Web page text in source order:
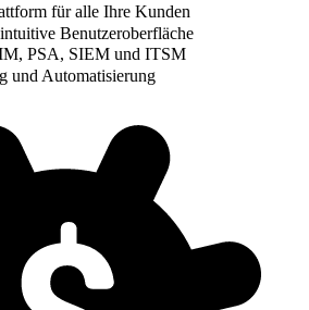
für alle Ihre Kunden
Benutzeroberfläche
PSA, SIEM und ITSM
und Automatisierung